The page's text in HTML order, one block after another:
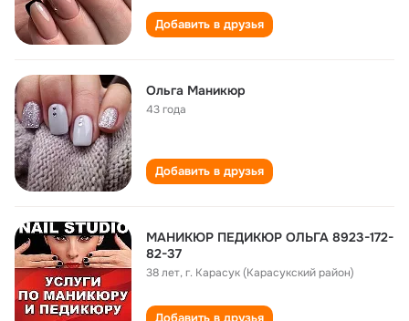
Добавить в друзья
Ольга Маникюр
43 года
Добавить в друзья
МАНИКЮР ПЕДИКЮР ОЛЬГА 8923-172-
82-37
38 лет,г. Карасук (Карасукский район)
Добавить в друзья